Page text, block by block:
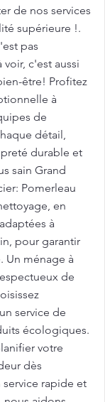
de nos services
supérieure !.
pas
c'est aussi
être! Profitez
à
de
détail,
durable et
sain Grand
Pomerleau
en
à
pour garantir
Un ménage à
de
service de
écologiques.
votre
dès
rapide et